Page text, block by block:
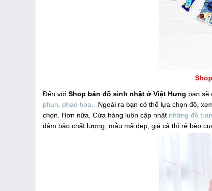
Đến với Shop bán đồ sinh nhật ở Việt Hưng bạn sẽ
phun, pháo hoa… Ngoài ra bạn có thể lựa chọn đồ,
chọn. Hơn nữa, Cửa hàng luôn cập nhật những đồ
đảm bảo chất lượng, mẫu mã đẹp, giá cả thì rẻ bèo